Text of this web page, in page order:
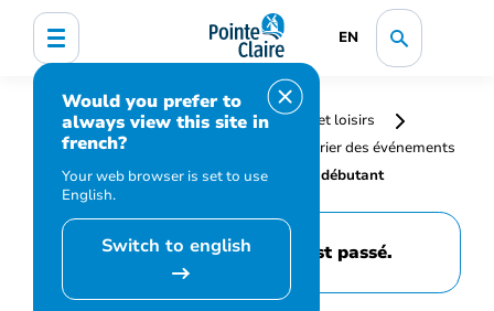
EN
Would you prefer to
always view this site in
french?
Your web browser is set to use
English.
Switch to english
Accueil
Bibliothèque, culture, sports et loisirs
Programmation et inscription
Calendrier des événements
et activités
Danse en ligne moderne débutant
Cet événement est passé.